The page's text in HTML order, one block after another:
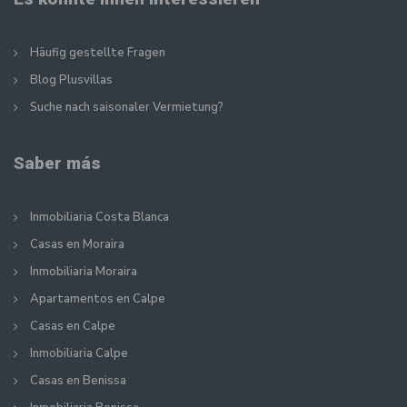
Häufig gestellte Fragen
Blog Plusvillas
Suche nach saisonaler Vermietung?
Saber más
Inmobiliaria Costa Blanca
Casas en Moraira
Inmobiliaria Moraira
Apartamentos en Calpe
Casas en Calpe
Inmobiliaria Calpe
Casas en Benissa